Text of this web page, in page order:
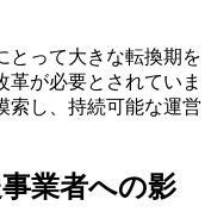
アルプス物流に対し
とって大きな転換期を
革が必要とされていま
索し、持続可能な運営
業者への影